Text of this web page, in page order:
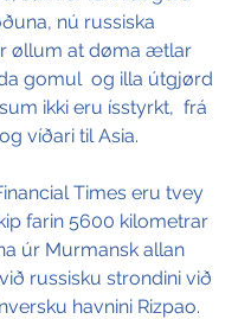
nú russiska
øllum at døma ætlar
gomul  og illa útgjørd
ikki eru ísstyrkt,  frá
víðari til Asia.
Times eru tvey
farin 5600 kilometrar
úr Murmansk allan
russisku strondini við
havnini Rizpao.